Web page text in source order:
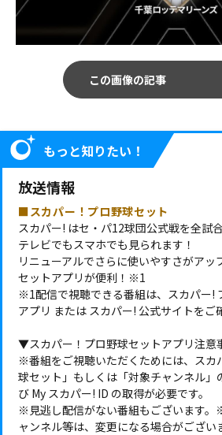
この画像の記事
もっと知りたい！
放送情報
■スカパー！プロ野球セット
スカパー! はセ・パ12球団公式戦を全試
テレビでもスマホでも見られます！
リニューアルでさらに使いやすさがアッ
セットアプリが便利！※1
※1配信で視聴できる番組は、スカパー!
アプリ または スカパー! 公式サイトをご
▼スカパー！プロ野球セットアプリ注意
※番組をご視聴いただくためには、スカ
球セット」もしくは「対象チャンネル」
び My スカパー! ID の取得が必要です。
※見逃し配信がない番組もございます
ャンネル等は、変更になる場合がござい